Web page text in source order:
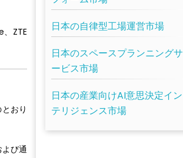
ZTE
おり
び通
日本の自律型工場運営市場
日本のスペースプランニングサ
ービス市場
日本の産業向けAI意思決定イン
テリジェンス市場